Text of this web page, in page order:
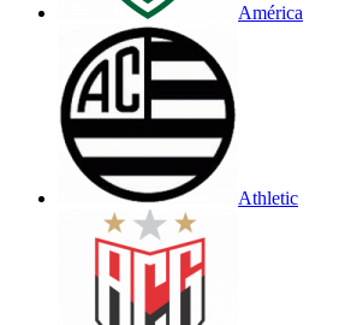
América
Athletic